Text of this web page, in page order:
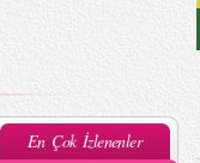
En Çok İzlenenler